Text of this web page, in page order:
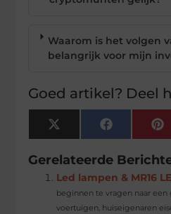
Waarom is het volgen
belangrijk voor mijn
Goed artikel? Deel
X
(Twitter)
Facebook
Gerelateerde
Led lampen & MR16
beginnen te vragen naar
voertuigen, huiseigenaren